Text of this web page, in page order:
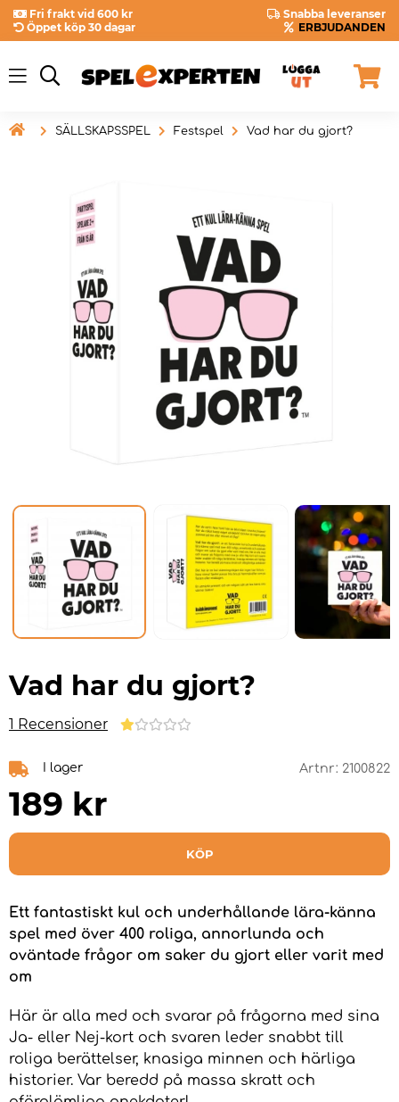
Fri frakt vid 600 kr
Snabba leveranser
Öppet köp 30 dagar
ERBJUDANDEN
 SÄLLSKAPSSPEL Festspel Vad har du gjort?
Vad har du gjort?
1 Recensioner
I lager Artnr: 2100822
189 kr
KÖP
Ett fantastiskt kul och underhållande lära-känna
spel med över 400 roliga, annorlunda och
oväntade frågor om saker du gjort eller varit med
om
Här är alla med och svarar på frågorna med sina
Ja- eller Nej-kort och svaren leder snabbt till
roliga berättelser, knasiga minnen och härliga
historier. Var beredd på massa skratt och